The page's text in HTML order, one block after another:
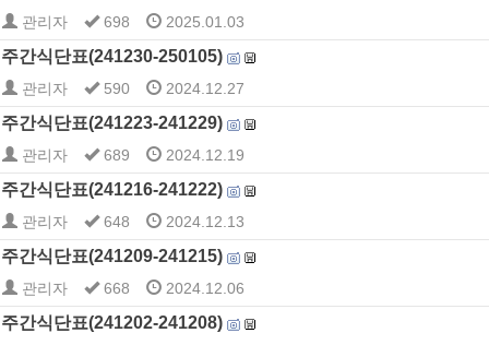
관리자 698 2025.01.03
주간식단표(241230-250105)
관리자 590 2024.12.27
주간식단표(241223-241229)
관리자 689 2024.12.19
주간식단표(241216-241222)
관리자 648 2024.12.13
주간식단표(241209-241215)
관리자 668 2024.12.06
주간식단표(241202-241208)